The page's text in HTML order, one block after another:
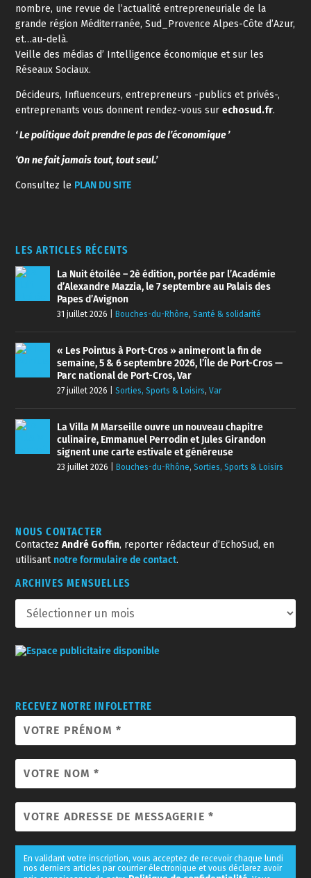
nombre, une revue de l’actualité entrepreneuriale de la
grande région Méditerranée, Sud_Provence Alpes-Côte d’Azur,
et…au-delà.
Veille des médias d’ Intelligence économique et sur les
Réseaux Sociaux.
Décideurs, Influenceurs, entrepreneurs -publics et privés-,
entreprenants vous donnent rendez-vous surechosud.fr.
‘ Le politique doit prendre le pas de l’économique ’
‘On ne fait jamais tout, tout seul.’
Consultez le PLAN DU SITE
LES ARTICLES RÉCENTS
La Nuit étoilée – 2è édition, portée par l’Académie
d’Alexandre Mazzia, le 7 septembre au Palais des
Papes d’Avignon
31 juillet 2026 Bouches-du-Rhône,Santé & solidarité
« Les Pointus à Port-Cros » animeront la fin de
semaine, 5 & 6 septembre 2026, l’Île de Port-Cros —
Parc national de Port-Cros, Var
27 juillet 2026 |Sorties, Sports & Loisirs,Var
La Villa M Marseille ouvre un nouveau chapitre
culinaire, Emmanuel Perrodin et Jules Girandon
signent une carte estivale et généreuse
23 juillet 2026 Bouches-du-Rhône,Sorties, Sports & Loisirs
NOUS CONTACTER
ContactezAndré Goffin, reporter rédacteur d’EchoSud, en
utilisant notre formulaire de contact.
ARCHIVES MENSUELLES
RECEVEZ NOTRE INFOLETTRE
En validant votre inscription, vous acceptez de recevoir chaque lundi
nos derniers articles par courrier électronique et vous déclarez avoir